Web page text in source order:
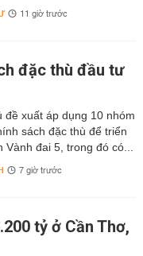
11 giờ trước
đặc thù đầu tư
đề xuất áp dụng 10 nhóm
sách đặc thù để triển
Vành đai 5, trong đó có...
7 giờ trước
tỷ ở Cần Thơ,